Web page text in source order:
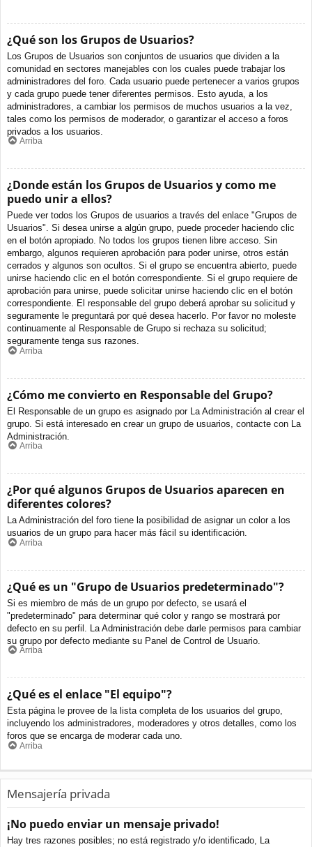
¿Qué son los Grupos de Usuarios?
Los Grupos de Usuarios son conjuntos de usuarios que dividen a la
comunidad en sectores manejables con los cuales puede trabajar los
administradores del foro. Cada usuario puede pertenecer a varios grupos
y cada grupo puede tener diferentes permisos. Esto ayuda, a los
administradores, a cambiar los permisos de muchos usuarios a la vez,
tales como los permisos de moderador, o garantizar el acceso a foros
privados a los usuarios.
Arriba
¿Donde están los Grupos de Usuarios y como me
puedo unir a ellos?
Puede ver todos los Grupos de usuarios a través del enlace "Grupos de
Usuarios". Si desea unirse a algún grupo, puede proceder haciendo clic
en el botón apropiado. No todos los grupos tienen libre acceso. Sin
embargo, algunos requieren aprobación para poder unirse, otros están
cerrados y algunos son ocultos. Si el grupo se encuentra abierto, puede
unirse haciendo clic en el botón correspondiente. Si el grupo requiere de
aprobación para unirse, puede solicitar unirse haciendo clic en el botón
correspondiente. El responsable del grupo deberá aprobar su solicitud y
seguramente le preguntará por qué desea hacerlo. Por favor no moleste
continuamente al Responsable de Grupo si rechaza su solicitud;
seguramente tenga sus razones.
Arriba
¿Cómo me convierto en Responsable del Grupo?
El Responsable de un grupo es asignado por La Administración al crear el
grupo. Si está interesado en crear un grupo de usuarios, contacte con La
Administración.
Arriba
¿Por qué algunos Grupos de Usuarios aparecen en
diferentes colores?
La Administración del foro tiene la posibilidad de asignar un color a los
usuarios de un grupo para hacer más fácil su identificación.
Arriba
¿Qué es un "Grupo de Usuarios predeterminado"?
Si es miembro de más de un grupo por defecto, se usará el
"predeterminado" para determinar qué color y rango se mostrará por
defecto en su perfil. La Administración debe darle permisos para cambiar
su grupo por defecto mediante su Panel de Control de Usuario.
Arriba
¿Qué es el enlace "El equipo"?
Esta página le provee de la lista completa de los usuarios del grupo,
incluyendo los administradores, moderadores y otros detalles, como los
foros que se encarga de moderar cada uno.
Arriba
Mensajería privada
¡No puedo enviar un mensaje privado!
Hay tres razones posibles; no está registrado y/o identificado, La